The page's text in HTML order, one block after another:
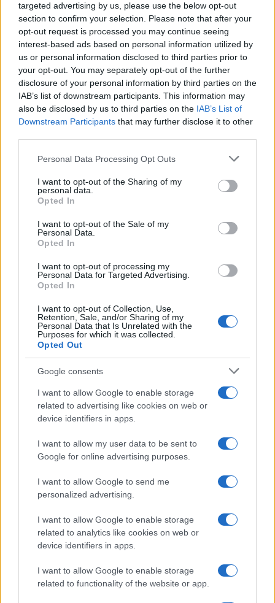
targeted advertising by us, please use the below opt-out
section to confirm your selection. Please note that after your
opt-out request is processed you may continue seeing
interest-based ads based on personal information utilized by
us or personal information disclosed to third parties prior to
your opt-out. You may separately opt-out of the further
disclosure of your personal information by third parties on the
IAB’s list of downstream participants. This information may
also be disclosed by us to third parties on the IAB’s List of
Downstream Participants that may further disclose it to other
Please note that this website/app uses one or more Google
not limited to your visit or usage behaviour. You may click to
grant or deny consent to Google and its third-party tags to
use your data for below specified purposes in below Google
consent section.
Personal Data Processing Opt Outs
I want to opt-out of the Sharing of my
personal data.
Opted In
I want to opt-out of the Sale of my
Personal Data.
Opted In
I want to opt-out of processing my
Personal Data for Targeted Advertising.
Opted In
I want to opt-out of Collection, Use,
Retention, Sale, and/or Sharing of my
Personal Data that Is Unrelated with the
Purposes for which it was collected.
Opted Out
Google consents
I want to allow Google to enable storage
related to advertising like cookies on web or
device identifiers in apps.
I want to allow my user data to be sent to
Google for online advertising purposes.
I want to allow Google to send me
personalized advertising.
I want to allow Google to enable storage
related to analytics like cookies on web or
device identifiers in apps.
I want to allow Google to enable storage
related to functionality of the website or app.
Η ΣΤΗΛΗ ΜΑΣ
Οι άνθρωποι, οι αυθεντικές ιστορίες,
το ελληνικό καλοκαίρι και ένας
πολιτισμός που μας ενώνει κάθε μέρα.
ΟΣΑ ΧΡΕΙΑΖΕΣΑΙ
ΓΙΑ ΤΟ ΚΑΛΟΚΑΙΡΙ ΣΟΥ →
ΤΟ ΠΑΡΟΝ ΤΗΣ ΚΥΡΙΑΚΗΣ